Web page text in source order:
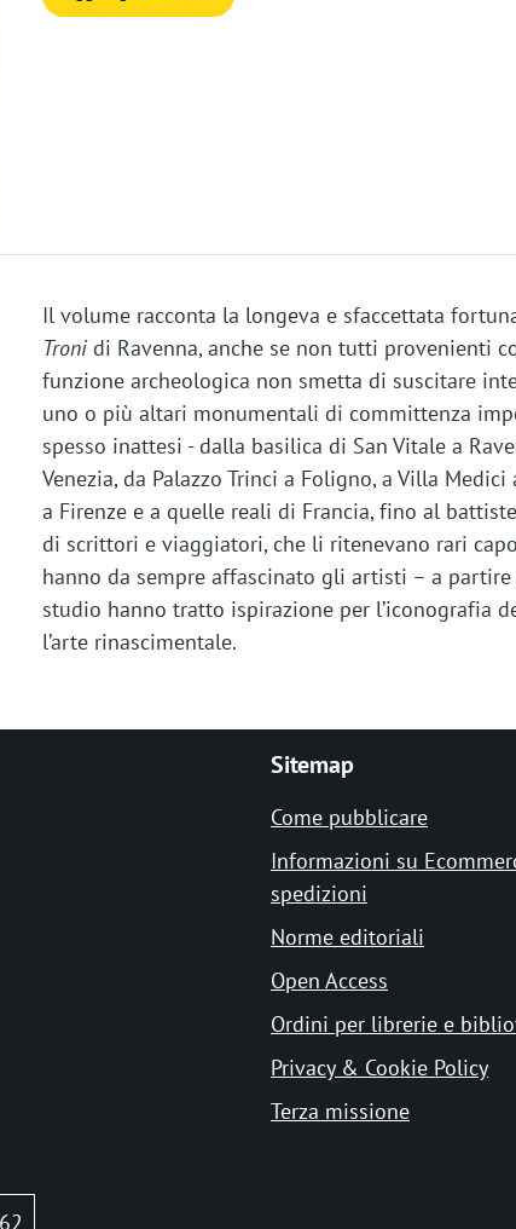
Il volume racconta la longeva e sfaccettata
Troni di Ravenna, anche se non tutti provenienti
funzione archeologica non smetta di suscitare
uno o più altari monumentali di committenza
spesso inattesi - dalla basilica di San Vitale a
Venezia, da Palazzo Trinci a Foligno, a Villa
a Firenze e a quelle reali di Francia, fino al
di scrittori e viaggiatori, che li ritenevano rari
hanno da sempre affascinato gli artisti – a
studio hanno tratto ispirazione per l’iconografia
l’arte rinascimentale.
Sitemap
Come pubblicare
Informazioni su
spedizioni
Norme editoriali
Open Access
Ordini per librerie e
Privacy & Cookie Policy
Terza missione